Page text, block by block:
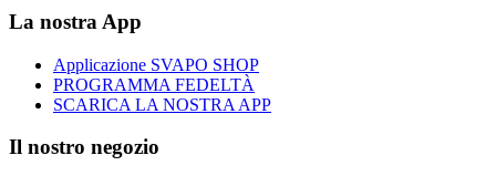
La nostra App
Applicazione SVAPO SHOP
PROGRAMMA FEDELTÀ
SCARICA LA NOSTRA APP
Il nostro negozio